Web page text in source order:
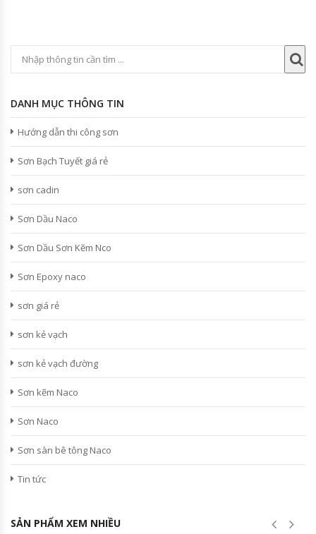
DANH MỤC THÔNG TIN
Hướng dẫn thi công sơn
Sơn Bạch Tuyết giá rẻ
sơn cadin
Sơn Dầu Naco
Sơn Dầu Sơn Kẽm Nco
Sơn Epoxy naco
sơn giá rẻ
sơn kẻ vạch
sơn kẻ vạch đường
Sơn kẽm Naco
Sơn Naco
Sơn sàn bê tông Naco
Tin tức
SẢN PHẨM XEM NHIỀU